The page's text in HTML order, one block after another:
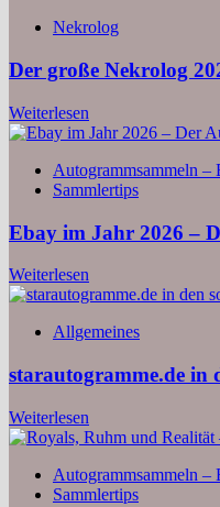
Nekrolog
Der große Nekrolog
Weiterlesen
Autogrammsammeln –
Sammlertips
Ebay im Jahr 2026 –
Weiterlesen
Allgemeines
starautogramme.de in
Weiterlesen
Autogrammsammeln –
Sammlertips